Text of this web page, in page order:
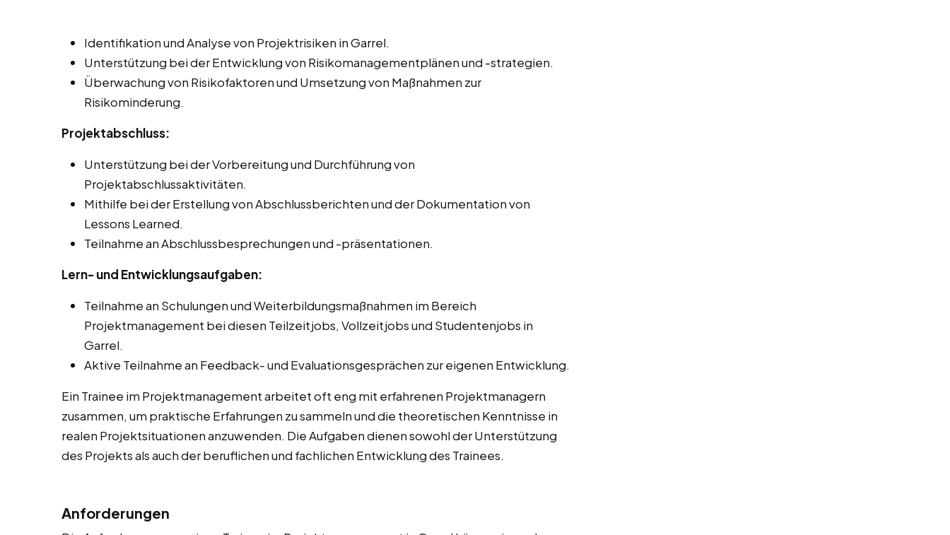
Identifikation und Analyse von Projektrisiken in Garrel.
Unterstützung bei der Entwicklung von Risikomanagementplänen und -strategien.
Überwachung von Risikofaktoren und Umsetzung von Maßnahmen zur
Risikominderung.
Projektabschluss:
Unterstützung bei der Vorbereitung und Durchführung von
Projektabschlussaktivitäten.
Mithilfe bei der Erstellung von Abschlussberichten und der Dokumentation von
Lessons Learned.
Teilnahme an Abschlussbesprechungen und -präsentationen.
Lern- und Entwicklungsaufgaben:
Teilnahme an Schulungen und Weiterbildungsmaßnahmen im Bereich
Projektmanagement bei diesen Teilzeitjobs, Vollzeitjobs und Studentenjobs in
Garrel.
Aktive Teilnahme an Feedback- und Evaluationsgesprächen zur eigenen Entwicklung.
Ein Trainee im Projektmanagement arbeitet oft eng mit erfahrenen Projektmanagern
zusammen, um praktische Erfahrungen zu sammeln und die theoretischen Kenntnisse in
realen Projektsituationen anzuwenden. Die Aufgaben dienen sowohl der Unterstützung
des Projekts als auch der beruflichen und fachlichen Entwicklung des Trainees.
Anforderungen